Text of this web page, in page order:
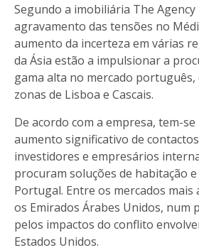
Segundo a imobiliária The
agravamento das tensões no
aumento da incerteza em várias
da Ásia estão a impulsionar a
gama alta no mercado português,
zonas de Lisboa e Cascais.
De acordo com a empresa, tem-
aumento significativo de
investidores e empresários
procuram soluções de habitação
Portugal. Entre os mercados mais
os Emirados Árabes Unidos, num
pelos impactos do conflito
Estados Unidos.